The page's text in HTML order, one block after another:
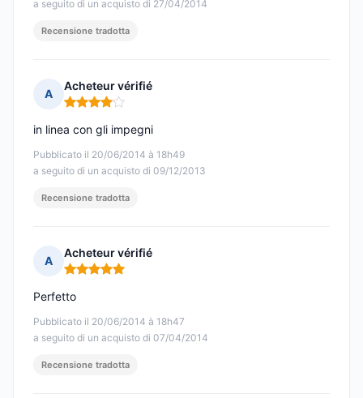
a seguito di un acquisto di 27/04/2014
Recensione tradotta
A
Acheteur vérifié
Nota: 4 su 5
Pubblicato il 20/06/2014 à 18h49
a seguito di un acquisto di 09/12/2013
in linea con gli impegni
Recensione tradotta
A
Acheteur vérifié
Nota: 5 su 5
Pubblicato il 20/06/2014 à 18h47
a seguito di un acquisto di 07/04/2014
Perfetto
Recensione tradotta